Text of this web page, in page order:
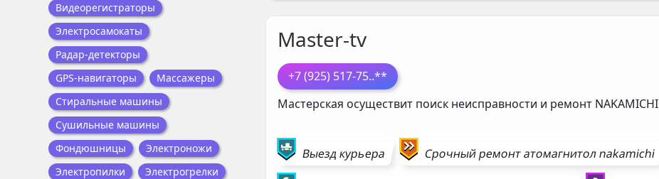
Видеорегистраторы
Электросамокаты
Радар-детекторы
GPS-навигаторы
Массажеры
Стиральные машины
Сушильные машины
Фондюшницы
Электроножи
Электропилки
Электрогрелки
Master-tv
+7 (925) 517-75..**
Мастерская осуществит поиск неисправности и ремонт NAKAMICHI
Выезд курьера Срочный ремонтатомагнитолnakamichi